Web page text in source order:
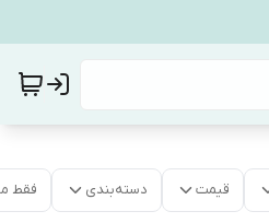
قیمت دسته‌بندی فقط